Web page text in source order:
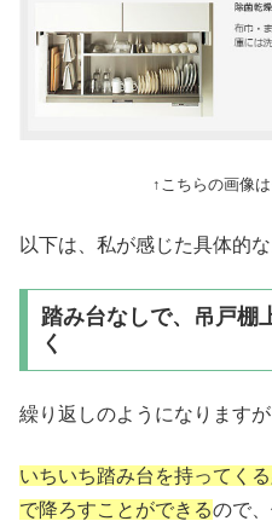
↑こちらの画像
以下は、私が感じた具体的な
踏み台なしで、吊戸棚
く
繰り返しのようになりますが
いちいち踏み台を持ってく
で降ろすことができるので